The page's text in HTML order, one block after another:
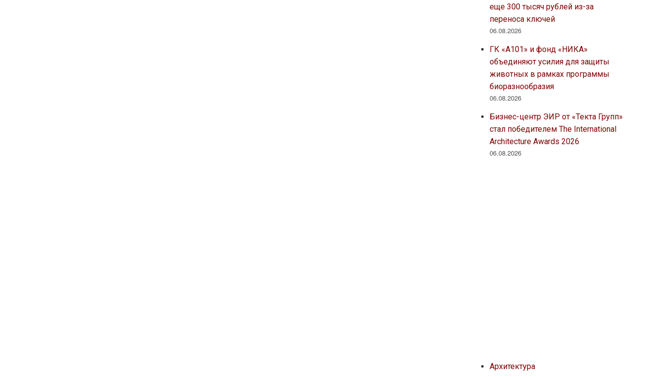
еще 300 тысяч рублей из-за
переноса ключей
06.08.2026
ГК «А101» и фонд «НИКА»
объединяют усилия для защиты
животных в рамках программы
биоразнообразия
06.08.2026
Бизнес-центр ЭИР от «Текта Групп»
стал победителем The International
Architecture Awards 2026
06.08.2026
Архитектура